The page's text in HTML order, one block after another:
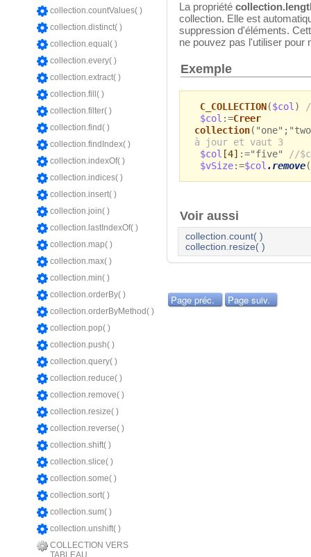
collection.countValues( )
collection.distinct( )
collection.equal( )
collection.every( )
collection.extract( )
collection.fill( )
collection.filter( )
collection.find( )
collection.findIndex( )
collection.indexOf( )
collection.indices( )
collection.insert( )
collection.join( )
collection.lastIndexOf( )
collection.map( )
collection.max( )
collection.min( )
collection.orderBy( )
collection.orderByMethod( )
collection.pop( )
collection.push( )
collection.query( )
collection.reduce( )
collection.remove( )
collection.resize( )
collection.reverse( )
collection.shift( )
collection.slice( )
collection.some( )
collection.sort( )
collection.sum( )
collection.unshift( )
COLLECTION VERS
TABLEAU
La propriété
collection. Elle est
suppression d'éléments.
ne pouvez pas l'utiliser pour
Exemple
C_COLLECTION($col )
$col :=Creer
collection
à jour et vaut 3
$col [4] :="five"
//
$vSize:=$col .remove
Voir aussi
collection.count( )
collection.resize( )
Page préc. Page suiv.